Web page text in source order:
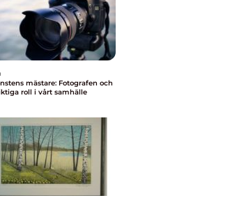
mästare: Fotografen och
roll i vårt samhälle